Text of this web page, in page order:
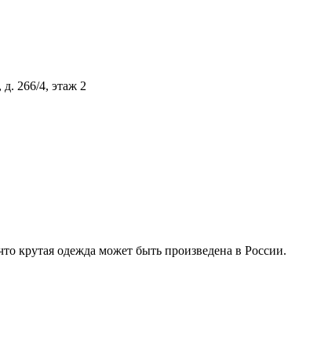
д. 266/4, этаж 2
крутая одежда может быть произведена в России.